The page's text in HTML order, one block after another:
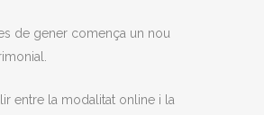
de gener comença un nou
entre la modalitat online i la